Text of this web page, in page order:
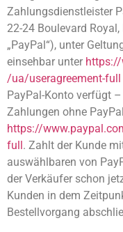
Zahlungsdienstleister
22-24 Boulevard
„PayPal“), unter
einsehbar unter https://
/ua/useragreement-full
PayPal-Konto verfügt
Zahlungen ohne
https://
full. Zahlt der Kunde
auswählbaren von
der Verkäufer schon
Kunden in dem
Bestellvorgang